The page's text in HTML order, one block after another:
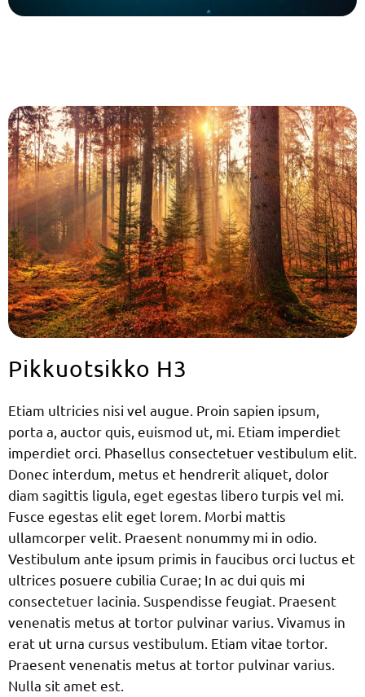
Pikkuotsikko H3
Etiam ultricies nisi vel augue. Proin sapien ipsum,
porta a, auctor quis, euismod ut, mi. Etiam imperdiet
imperdiet orci. Phasellus consectetuer vestibulum elit.
Donec interdum, metus et hendrerit aliquet, dolor
diam sagittis ligula, eget egestas libero turpis vel mi.
Fusce egestas elit eget lorem. Morbi mattis
ullamcorper velit. Praesent nonummy mi in odio.
Vestibulum ante ipsum primis in faucibus orci luctus et
ultrices posuere cubilia Curae; In ac dui quis mi
consectetuer lacinia. Suspendisse feugiat. Praesent
venenatis metus at tortor pulvinar varius. Vivamus in
erat ut urna cursus vestibulum. Etiam vitae tortor.
Praesent venenatis metus at tortor pulvinar varius.
Nulla sit amet est.